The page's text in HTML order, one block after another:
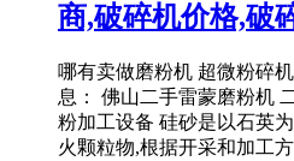
商,破碎机价格,破
哪有卖做磨粉机 超微粉碎
息： 佛山二手雷蒙磨粉机
粉加工设备 硅砂是以石英
火颗粒物,根据开采和加工